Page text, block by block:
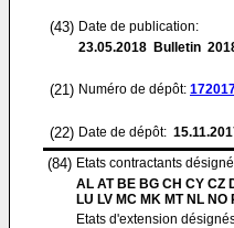
(43) Date de publication:
23.05.2018 Bulletin
(21) Numéro de dépôt:
(22) Date de dépôt:
(84) Etats contractants
AL AT BE BG CH CY CZ
LU LV MC MK MT NL NO
Etats d'extension